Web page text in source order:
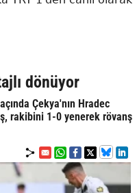
dönüyor
Çekya'nın Hradec
rakibini 1-0 yenerek rövanş